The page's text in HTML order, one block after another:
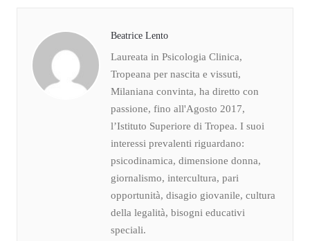
Beatrice Lento
Laureata in Psicologia Clinica,
Tropeana per nascita e vissuti,
Milaniana convinta, ha diretto con
passione, fino all'Agosto 2017,
l’Istituto Superiore di Tropea. I suoi
interessi prevalenti riguardano:
psicodinamica, dimensione donna,
giornalismo, intercultura, pari
opportunità, disagio giovanile, cultura
della legalità, bisogni educativi
speciali.